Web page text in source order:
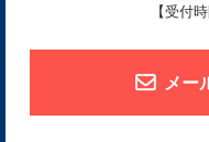
【受付
メー